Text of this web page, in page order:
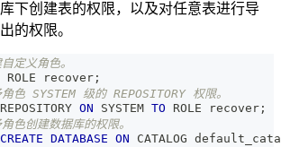
下创建表的权限，以及对任意表进行导
的权限。
定义角色。
ROLE recover ;
色 SYSTEM 级的 REPOSITORY 权限。
REPOSITORY ON SYSTEM TO ROLE recover ;
色创建数据库的权限。
CREATE DATABASE ON CATALOG